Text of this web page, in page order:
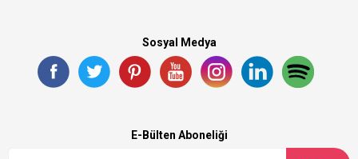
Sosyal Medya
E-Bülten Aboneliği